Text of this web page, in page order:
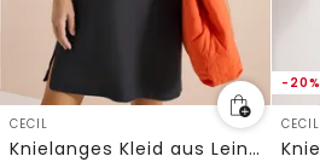
CECIL
Knielanges Kleid aus Leinenmix
-20%
CECIL